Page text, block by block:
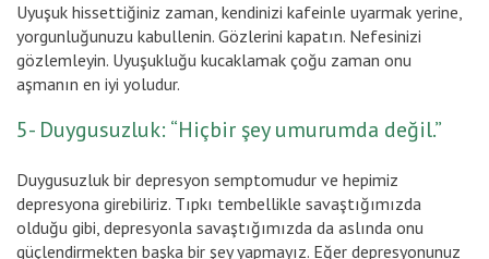
Uyuşuk hissettiğiniz zaman, kendinizi kafeinle uyarmak yerine,
yorgunluğunuzu kabullenin. Gözlerini kapatın. Nefesinizi
gözlemleyin. Uyuşukluğu kucaklamak çoğu zaman onu
aşmanın en iyi yoludur.
5- Duygusuzluk: “Hiçbir şey umurumda değil.”
Duygusuzluk bir depresyon semptomudur ve hepimiz
depresyona girebiliriz. Tıpkı tembellikle savaştığımızda
olduğu gibi, depresyonla savaştığımızda da aslında onu
güçlendirmekten başka bir şey yapmayız. Eğer depresyonunuz